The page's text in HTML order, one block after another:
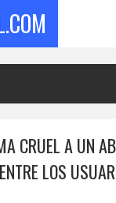
CRUEL A UN
LOS